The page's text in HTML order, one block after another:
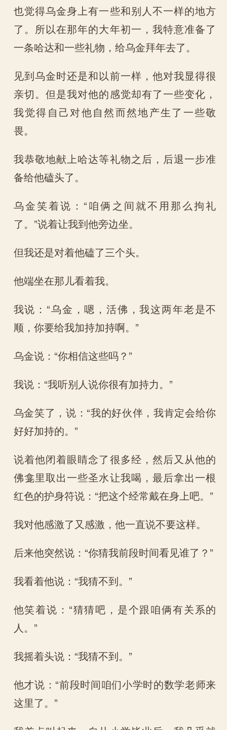
也觉得乌金身上有一些和别人不一样的地方
了。所以在那年的大年初一，我特意准备了
一条哈达和一些礼物，给乌金拜年去了。
见到乌金时还是和以前一样，他对我显得很
亲切。但是我对他的感觉却有了一些变化，
我觉得自己对他自然而然地产生了一些敬
畏。
我恭敬地献上哈达等礼物之后，后退一步准
备给他磕头了。
乌金笑着说：“咱俩之间就不用那么拘礼
了。”说着让我到他旁边坐。
但我还是对着他磕了三个头。
他端坐在那儿看着我。
我说：“乌金，嗯，活佛，我这两年老是不
顺，你要给我加持加持啊。”
乌金说：“你相信这些吗？”
我说：“我听别人说你很有加持力。”
乌金笑了，说：“我的好伙伴，我肯定会给你
好好加持的。”
说着他闭着眼睛念了很多经，然后又从他的
佛龛里取出一些圣水让我喝，最后拿出一根
红色的护身符说：“把这个经常戴在身上吧。”
我对他感激了又感激，他一直说不要这样。
后来他突然说：“你猜我前段时间看见谁了？”
我看着他说：“我猜不到。”
他笑着说：“猜猜吧，是个跟咱俩有关系的
人。”
我摇着头说：“我猜不到。”
他才说：“前段时间咱们小学时的数学老师来
这里了。”